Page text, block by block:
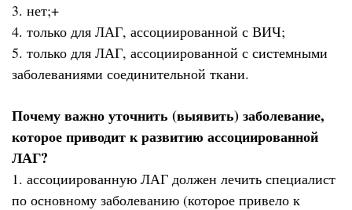
3. нет;+
4. только для ЛАГ, ассоциированной с ВИЧ;
5. только для ЛАГ, ассоциированной с системными
заболеваниями соединительной ткани.
Почему важно уточнить (выявить) заболевание,
которое приводит к развитию ассоциированной
ЛАГ?
1. ассоциированную ЛАГ должен лечить специалист
по основному заболеванию (которое привело к